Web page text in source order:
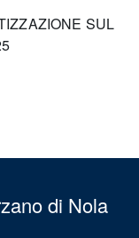
SUL
di Nola